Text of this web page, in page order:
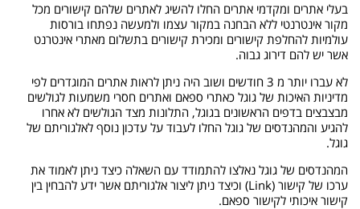
בעלי אתרים ומקדמי אתרים החלו להשיג לאתרים שלהם קישורים מכל
מקור אינטרנטי ללא הבחנה במקור עצמו ולמעשה נפתחו בורסות
עולמיות להחלפת קישורים ומכירת קישורים בתשלום מאתרי אינטרנט
אשר יש להם דירוג גבוה.
לא עברו יותר מ 3 חודשים ושוב היה ניתן לראות אתרים המוגדרים לפי
מדיניות האיכות של גוגל כאתרי ספאם ואתרים חסרי משמעות לגולשים
מבצבצים בדפים הראשונים בגוגל, התלונות מצד הגולשים לא אחרו
להגיע והמהנדסים של גוגל החלו לעבוד על עדכון נוסף לאלגוריתם של
גוגל.
המהנדסים של גוגל נאלצו להתמודד עם השאלה כיצד ניתן לאמוד את
ערכו של קישור (Link) וכיצד ניתן ליצור אלגוריתם אשר ידע להבחין בין
קישור איכותי לקישור ספאם.